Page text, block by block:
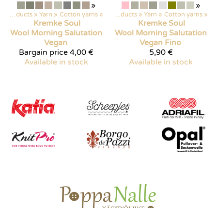
»
Products ‪» Yarn ‪» Cotton yarns ‪»
Kremke Soul
Wool Morning Salutation
Vegan
Bargain price 4,00 €
Available in stock
»
Products ‪» Yarn ‪» Cotton yarns ‪»
Kremke Soul
Wool Morning Salutation
Vegan Fino
5,90 €
Available in stock